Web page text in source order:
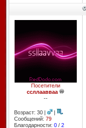
Посетители
ссллаавваа
--
Возраст: 30 |
|
Сообщений: 79
Благодарности: 0/ 2